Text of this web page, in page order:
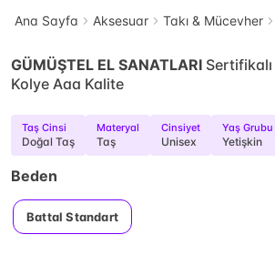
Ana Sayfa Aksesuar Takı & Mücevher
GÜMÜŞTEL EL SANATLARI
Kolye Aaa Kalite
Taş Cinsi
Doğal Taş
Materyal
Taş
Cinsiyet
Unisex
Yaş Grubu
Yetişkin
Beden
Battal Standart